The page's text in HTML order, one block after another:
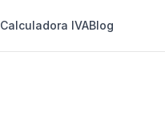
Calculadora IVABlog